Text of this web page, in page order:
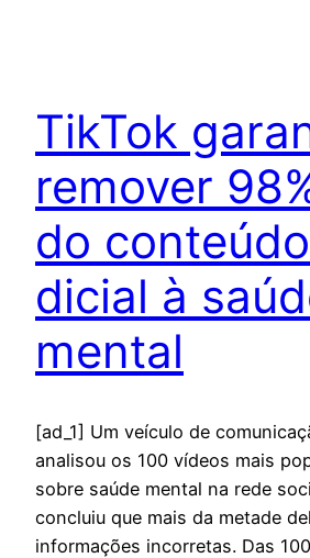
TikTok
remover
do
dicial à
mental
[ad_1] Um veículo de
analisou os 100 vídeos mais
sobre saúde mental na rede
concluiu que mais da metade
informações incorretas. Das